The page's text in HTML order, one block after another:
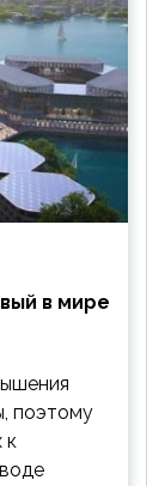
в мире
поэтому
к